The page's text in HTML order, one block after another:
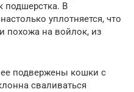
подшерстка. В
уплотняется, что
похожа на войлок, из
подвержены кошки с
сваливаться